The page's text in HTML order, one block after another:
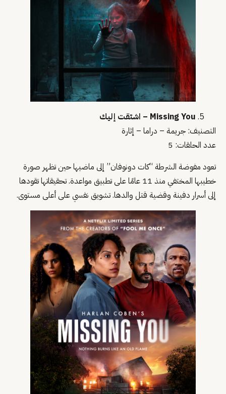
Missing You – اشتقت إليك
التصنيف: جريمة – دراما – إثارة
عدد الحلقات: 5
تعود مفوضة الشرطة “كات دونوفان” إلى ماضيها حين تظهر صورة
خطيبها المختفي منذ 11 عامًا على تطبيق مواعدة. تحقيقاتها تقودها
إلى أسرار دفينة وقضية قتل والدها. تشويق نفسي على أعلى مستوى.